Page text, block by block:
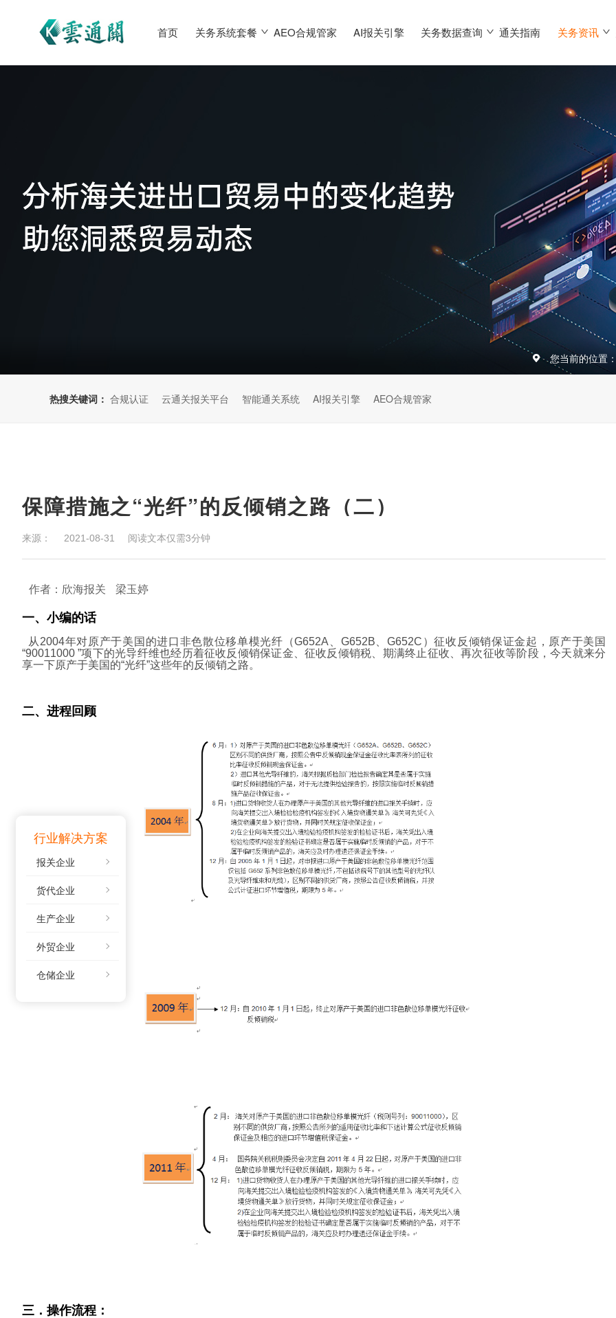
首页 关务系统套餐 AEO合规管家 AI报关引擎 关务数据查询 通关指南 关务资讯
行业解决方案
报关企业
货代企业
生产企业
外贸企业
仓储企业
您当前的位置：
热搜关键词： 合规认证 云通关报关平台 智能通关系统 AI报关引擎 AEO合规管家
保障措施之“光纤”的反倾销之路（二）
来源： 2021-08-31 阅读文本仅需3分钟
作者：欣海报关 梁玉婷
一、小编的话
从2004年对原产于美国的进口非色散位移单模光纤（G652A、G652B、G652C）征收反倾销保证金起，原产于美国
“90011000 ”项下的光导纤维也经历着征收反倾销保证金、征收反倾销税、期满终止征收、再次征收等阶段，今天就来分
享一下原产于美国的“光纤”这些年的反倾销之路。
二、进程回顾
三．操作流程：